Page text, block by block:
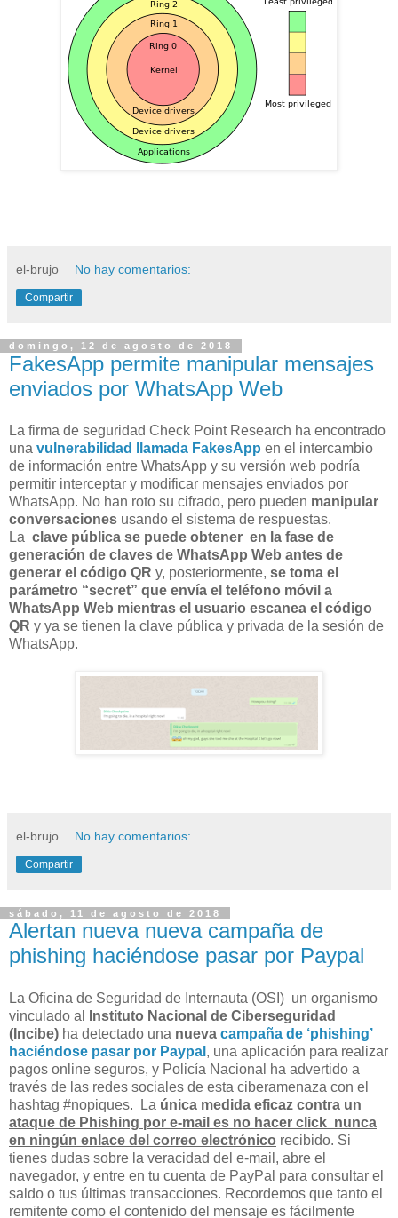
el-brujo No hay comentarios:
Compartir
domingo, 12 de agosto de 2018
FakesApp permite manipular mensajes
enviados por WhatsApp Web
La firma de seguridad Check Point Research ha encontrado
una vulnerabilidad llamada FakesApp en el intercambio
de información entre WhatsApp y su versión web podría
permitir interceptar y modificar mensajes enviados por
WhatsApp. No han roto su cifrado, pero pueden manipular
conversaciones usando el sistema de respuestas.
La clave pública se puede obtener en la fase de
generación de claves de WhatsApp Web antes de
generar el código QR y, posteriormente, se toma el
parámetro “secret” que envía el teléfono móvil a
WhatsApp Web mientras el usuario escanea el código
QR y ya se tienen la clave pública y privada de la sesión de
WhatsApp.
el-brujo No hay comentarios:
Compartir
sábado, 11 de agosto de 2018
Alertan nueva nueva campaña de
phishing haciéndose pasar por Paypal
La Oficina de Seguridad de Internauta (OSI) un organismo
vinculado al
Instituto Nacional de Ciberseguridad
(Incibe) ha detectado una nueva campaña de ‘phishing’
haciéndose pasar por Paypal , una aplicación para realizar
pagos online seguros, y Policía Nacional ha advertido a
través de las redes sociales de esta ciberamenaza con el
hashtag #nopiques. La única medida eficaz contra un
ataque de Phishing por e-mail es no hacer click nunca
en ningún enlace del correo electrónico recibido. Si
tienes dudas sobre la veracidad del e-mail, abre el
navegador, y entre en tu cuenta de PayPal para consultar el
saldo o tus últimas transacciones. Recordemos que tanto el
remitente como el contenido del mensaje es fácilmente